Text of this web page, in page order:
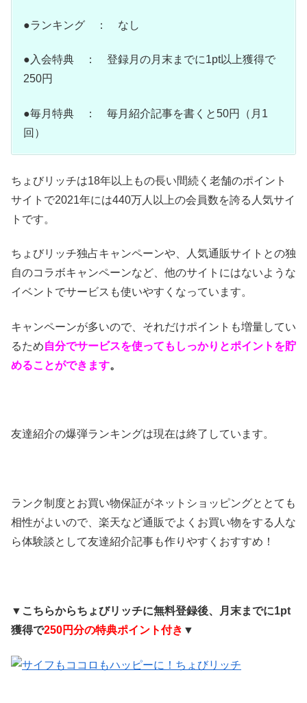
●ランキング ： なし
●入会特典 ： 登録月の月末までに1pt以上獲得で
250円
●毎月特典 ： 毎月紹介記事を書くと50円（月1
回）
ちょびリッチは18年以上もの長い間続く老舗のポイント
サイトで2021年には440万人以上の会員数を誇る人気サイ
トです。
ちょびリッチ独占キャンペーンや、人気通販サイトとの独
自のコラボキャンペーンなど、他のサイトにはないような
イベントでサービスも使いやすくなっています。
キャンペーンが多いので、それだけポイントも増量してい
るため自分でサービスを使ってもしっかりとポイントを貯
めることができます。
友達紹介の爆弾ランキングは現在は終了しています。
ランク制度とお買い物保証がネットショッピングととても
相性がよいので、楽天など通販でよくお買い物をする人な
ら体験談として友達紹介記事も作りやすくおすすめ！
▼ こちらからちょびリッチに無料登録後、月末までに1pt
獲得で250円分の特典ポイント付き ▼